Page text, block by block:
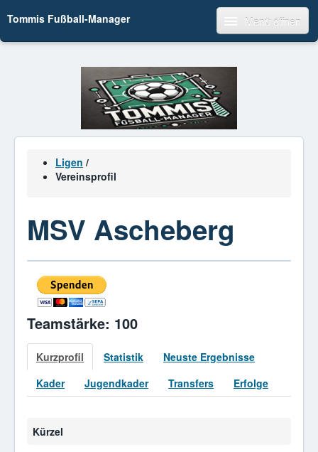
Tommis Fußball-Manager Menü öffnen
Ligen /
Vereinsprofil
MSV Ascheberg
Teamstärke: 100
Kurzprofil Statistik
Neuste Ergebnisse
Kader
Jugendkader Transfers Erfolge
Kürzel